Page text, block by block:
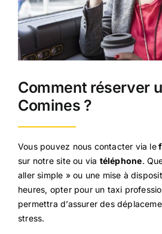
Comment réserver
Comines ?
Vous pouvez nous contacter via le
sur notre site ou via téléphone.
aller simple » ou une mise à
heures, opter pour un taxi
permettra d’assurer des
stress.